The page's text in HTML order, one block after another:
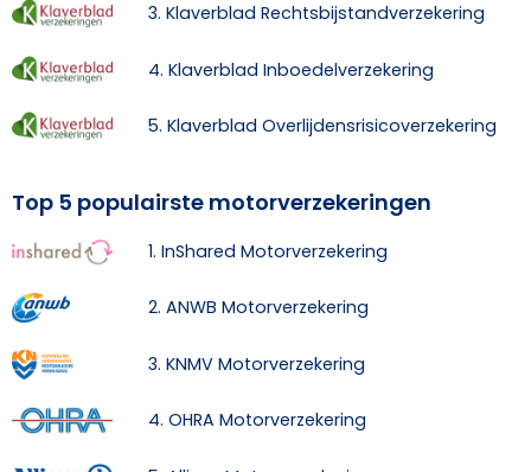
3. Klaverblad Rechtsbijstandverzekering
4. Klaverblad Inboedelverzekering
5. Klaverblad Overlijdensrisicoverzekering
Top 5 populairste motorverzekeringen
1. InShared Motorverzekering
2. ANWB Motorverzekering
3. KNMV Motorverzekering
4. OHRA Motorverzekering